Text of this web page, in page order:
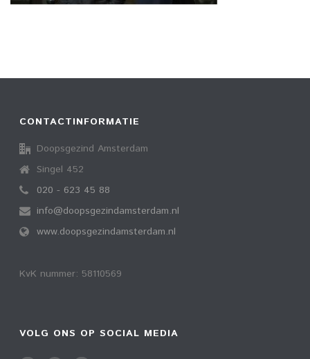
CONTACTINFORMATIE
Doopsgezind Amsterdam
Singel 452
020 - 623 45 88
info@doopsgezindamsterdam.nl
www.doopsgezindamsterdam.nl
KvK nummer: 58110569
VOLG ONS OP SOCIAL MEDIA